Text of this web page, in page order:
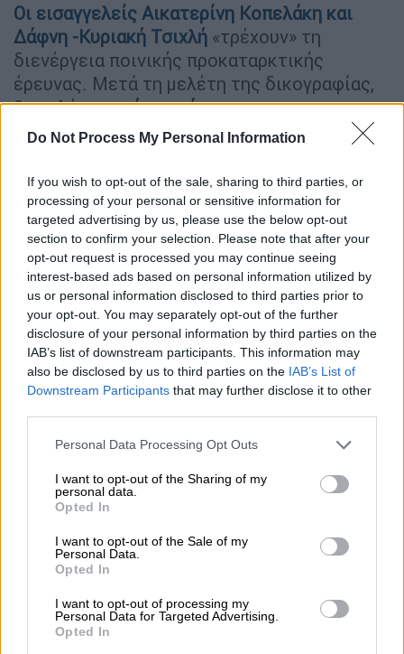
Do Not Process My Personal Information
If you wish to opt-out of the sale, sharing to third parties, or
processing of your personal or sensitive information for
targeted advertising by us, please use the below opt-out
section to confirm your selection. Please note that after your
opt-out request is processed you may continue seeing
interest-based ads based on personal information utilized by
us or personal information disclosed to third parties prior to
your opt-out. You may separately opt-out of the further
disclosure of your personal information by third parties on the
IAB’s list of downstream participants. This information may
also be disclosed by us to third parties on the IAB’s List of
Downstream Participants that may further disclose it to other
Please note that this website/app uses one or more Google
not limited to your visit or usage behaviour. You may click to
grant or deny consent to Google and its third-party tags to
use your data for below specified purposes in below Google
consent section.
Personal Data Processing Opt Outs
I want to opt-out of the Sharing of my
personal data.
Opted In
I want to opt-out of the Sale of my
Personal Data.
Opted In
I want to opt-out of processing my
Personal Data for Targeted Advertising.
Opted In
Οι εισαγγελείς Αικατερίνη Κοπελάκη και
Δάφνη -Κυριακή Τσιχλή «τρέχουν» τη
διενέργεια ποινικής προκαταρκτικής
έρευνας. Μετά τη μελέτη της δικογραφίας,
θα καλέσουννέους μάρτυρεςστην
εισαγγελία Αθηνών για να καταθέσουν και να
Τα αδικήματα που προκύπτουν από
τις πρώτες καταθέσεις
Τα αδικήματα που μέχρι αυτή τη στιγμή
φαίνεται να αναδύονται από τιςεπτά
καταθέσεις που περιέχονται στον φάκελο
και διερευνά αν έχουν διαπραχθεί η
εισαγγελία, αφορούν στοκακούργημα της
κατάχρησης ανηλίκουσε ασέλγεια και στο
πλημμέλημα τηςσωματικής βλάβηςσε βάρος
αδύναμων προσώπων. Στόχος των
εισαγγελικών λειτουργών είναι να κινηθούν
ολοκληρωθείάμεσα έρευνα
. Οι πρώτοι
μάρτυρες που κλήθηκαν -παιδιά που έχουν
διαμείνει στις δομές αλλά και εργαζόμενοι
σε αυτές- εκτιμάται ότι θα εισφέρουν
Εισαγγελείςνα ισχυροποιήσουν δεδομένα
και να αποσαφηνίσουν ποινικά, αρκετά